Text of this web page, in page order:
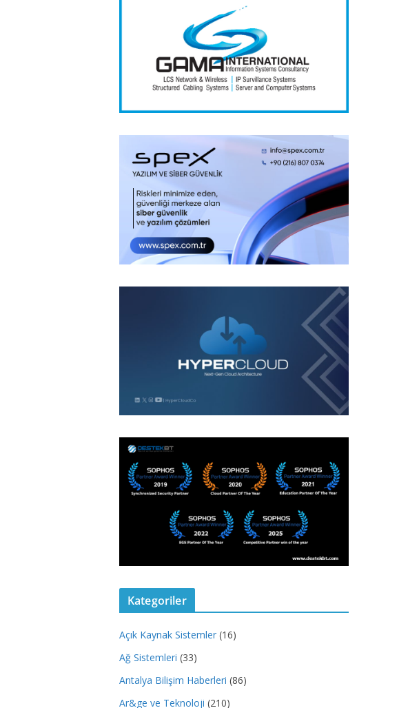
Kategoriler
Açık Kaynak Sistemler (16)
Ağ Sistemleri (33)
Antalya Bilişim Haberleri (86)
Ar&ge ve Teknoloji (210)